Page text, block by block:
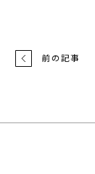
前の記事